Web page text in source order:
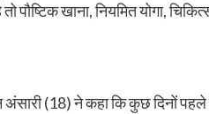
पौष्टिक खाना, नियमित योगा,
अंसारी (18) ने कहा कि कुछ दिनों